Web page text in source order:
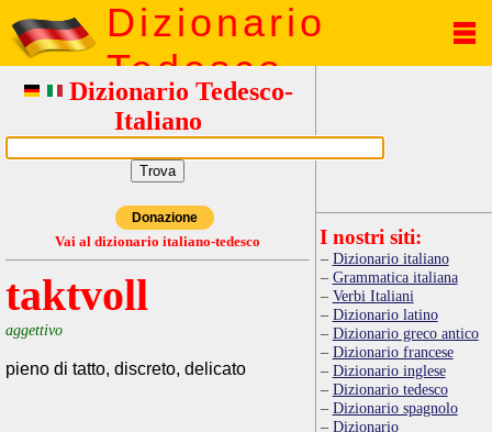
Dizionario
Tedesco
Dizionario Tedesco-
Italiano
Donazione
Vai al dizionario italiano-tedesco
taktvoll
aggettivo
pieno di tatto, discreto, delicato
I nostri siti:
Dizionario italiano
Grammatica italiana
Verbi Italiani
Dizionario latino
Dizionario greco antico
Dizionario francese
Dizionario inglese
Dizionario tedesco
Dizionario spagnolo
Dizionario